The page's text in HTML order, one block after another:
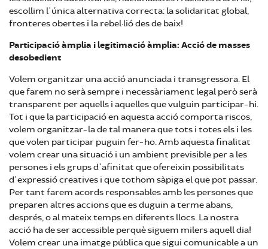
escollim l'única alternativa correcta: la solidaritat global,
fronteres obertes i la rebel·lió des de baix!
Participació àmplia i legitimació àmplia: Acció de masses
desobedient
Volem organitzar una acció anunciada i transgressora. El
que farem no serà sempre i necessàriament legal però serà
transparent per aquells i aquelles que vulguin participar-hi.
Tot i que la participació en aquesta acció comporta riscos,
volem organitzar-la de tal manera que tots i totes els i les
que volen participar puguin fer-ho. Amb aquesta finalitat
volem crear una situació i un ambient previsible per a les
persones i els grups d'afinitat que ofereixin possibilitats
d'expressió creatives i que tothom sàpiga el que pot passar.
Per tant farem acords responsables amb les persones que
preparen altres accions que es duguin a terme abans,
després, o al mateix temps en diferents llocs. La nostra
acció ha de ser accessible perquè siguem milers aquell dia!
Volem crear una imatge pública que sigui comunicable a un